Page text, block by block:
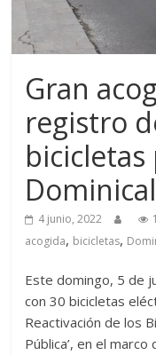
Gran
registro
bicicletas
Dominical
4 junio, 2022
acogida, bicicletas,
Este domingo, 5 de
con 30 bicicletas
Reactivación de los
Pública’, en el